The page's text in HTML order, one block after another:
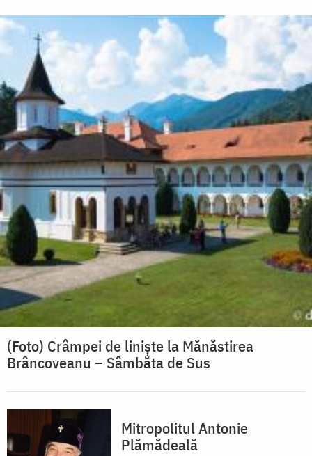
(Foto) Crâmpei de liniște la Mănăstirea
Brâncoveanu – Sâmbăta de Sus
Mitropolitul Antonie
Plămădeală